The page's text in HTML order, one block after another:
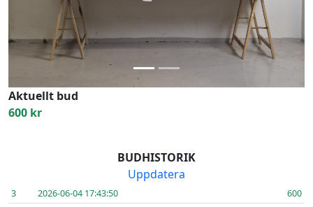
Aktuellt bud
600 kr
BUDHISTORIK
Uppdatera
3 2026-06-04 17:43:50
600